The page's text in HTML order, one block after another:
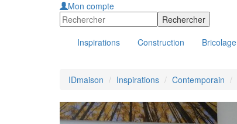
Mon compte
Inspirations Construction Bricolage
IDmaison Inspirations Contemporain